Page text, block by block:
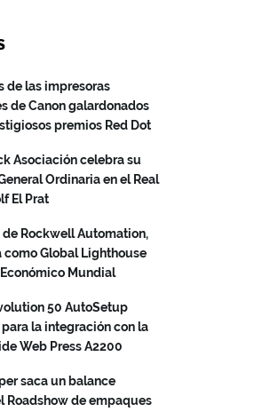
de las impresoras
de Canon galardonados
premios Red Dot
Asociación celebra su
Ordinaria en el Real
El Prat
Rockwell Automation,
como Global Lighthouse
Mundial
50 AutoSetup
la integración con la
Web Press A2200
saca un balance
Roadshow de empaques